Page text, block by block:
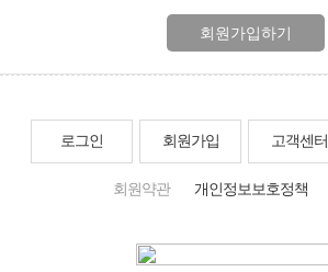
회원가입하기
로그인 회원가입 고객센터
회원약관 개인정보보호정책